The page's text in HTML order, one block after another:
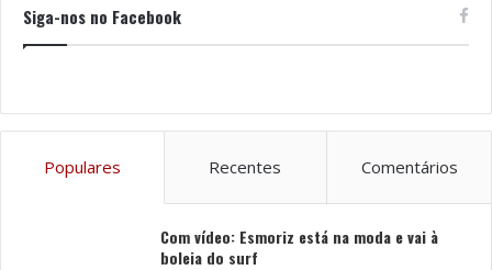
Siga-nos no Facebook
Populares Recentes Comentários
Com vídeo: Esmoriz está na moda e vai à
boleia do surf